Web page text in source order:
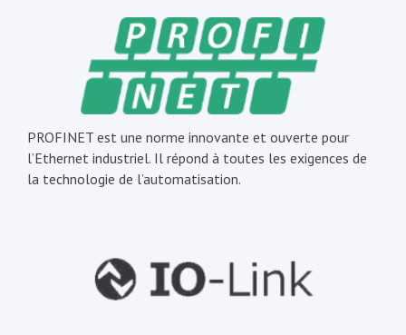
PROFINET est une norme innovante et ouverte pour
l’Ethernet industriel. Il répond à toutes les exigences de
la technologie de l’automatisation.